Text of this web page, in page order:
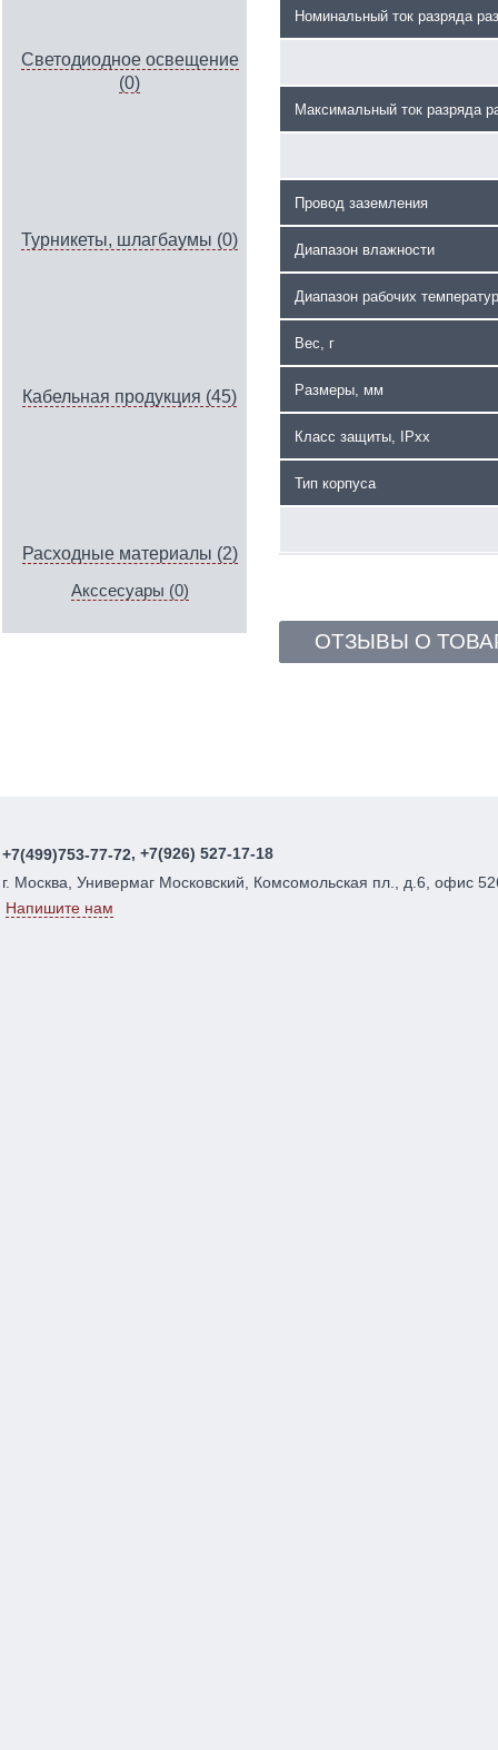
Светодиодное освещение
(0)
Турникеты, шлагбаумы (0)
Кабельная продукция (45)
Расходные материалы (2)
Акссесуары (0)
Номинальный ток разряда
Максимальный ток разряда
Провод заземления
Диапазон влажности
Диапазон рабочих
Вес, г
Размеры, мм
Класс защиты, IPxx
Тип корпуса
ОТЗЫВЫ О
+7(499)753-77-72, +7(926) 527-17-18
г. Москва, Универмаг Московский, Комсомольская пл., д.6, офис
Напишите нам